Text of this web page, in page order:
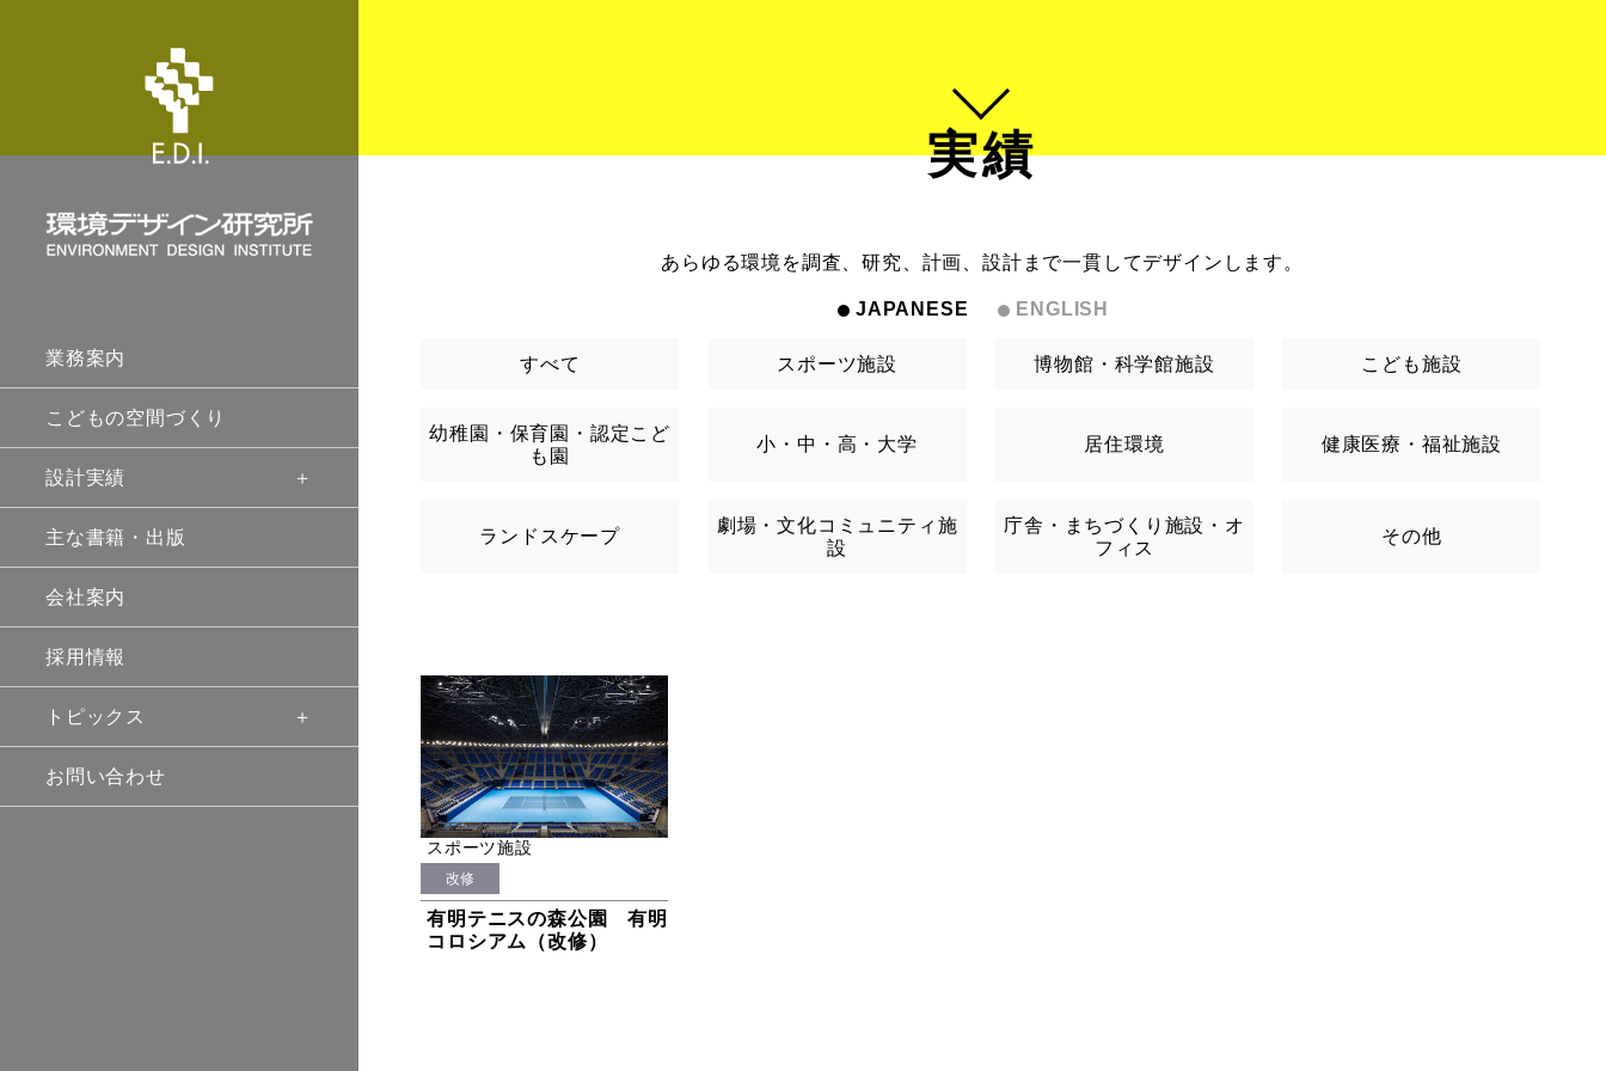
業務案内
こどもの空間づくり
設計実績
主な書籍・出版
会社案内
採用情報
トピックス
お問い合わせ
実績
あらゆる環境を調査、研究、計画、設計まで一貫してデザインします。
JAPANESE ENGLISH
すべて スポーツ施設 博物館・科学館施設 こども施設
幼稚園・保育園・認定こど
も園
小・中・高・大学 居住環境 健康医療・福祉施設
ランドスケープ
劇場・文化コミュニティ施
設
庁舎・まちづくり施設・オ
フィス
その他
スポーツ施設
改修
有明テニスの森公園 有明
コロシアム（改修）